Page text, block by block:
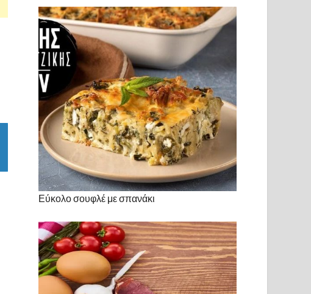
Εύκολο σουφλέ με σπανάκι